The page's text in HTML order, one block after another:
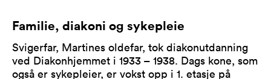
Familie, diakoni og sykepleie
Svigerfar, Martines oldefar, tok diakonutdanning
ved Diakonhjemmet i 1933 – 1938. Dags kone, som
også er sykepleier, er vokst opp i 1. etasje på